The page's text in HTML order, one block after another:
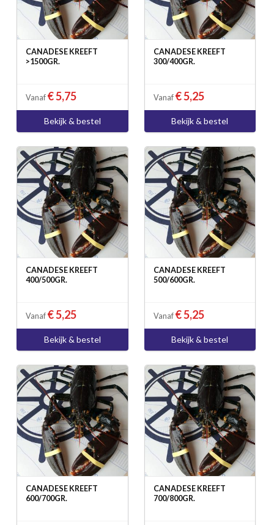
CANADESE KREEFT
>1500GR.
Vanaf € 5,75
Bekijk & bestel
CANADESE KREEFT
300/400GR.
Vanaf € 5,25
Bekijk & bestel
CANADESE KREEFT
400/500GR.
Vanaf € 5,25
Bekijk & bestel
CANADESE KREEFT
500/600GR.
Vanaf € 5,25
Bekijk & bestel
CANADESE KREEFT
600/700GR.
CANADESE KREEFT
700/800GR.